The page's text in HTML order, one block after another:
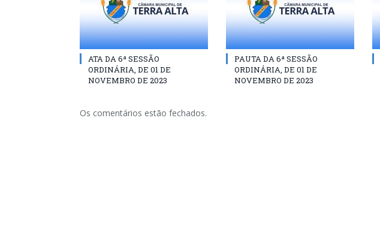
ATA DA 6ª SESSÃO
ORDINÁRIA, DE 01 DE
NOVEMBRO DE 2023
PAUTA DA 6ª SESSÃO
ORDINÁRIA, DE 01 DE
NOVEMBRO DE 2023
Os comentários estão fechados.